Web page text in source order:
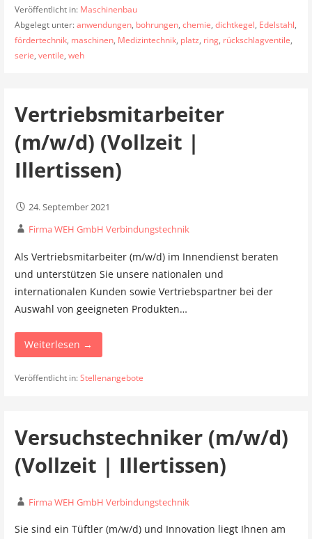
Veröffentlicht in: Maschinenbau
Abgelegt unter:anwendungen, bohrungen, chemie, dichtkegel, Edelstahl,
fördertechnik, maschinen, Medizintechnik, platz, ring, rückschlagventile,
serie, ventile, weh
Vertriebsmitarbeiter
(m/w/d) (Vollzeit |
Illertissen)
24. September 2021
Firma WEH GmbH Verbindungstechnik
Als Vertriebsmitarbeiter (m/w/d) im Innendienst beraten
und unter­stützen Sie unsere natio­nalen und
internationalen Kunden sowie Vertriebspartner bei der
Auswahl von geeigneten Produkten…
Weiterlesen →
Veröffentlicht in:Stellenangebote
Versuchstechniker (m/w/d)
(Vollzeit | Illertissen)
Firma WEH GmbH Verbindungstechnik
Sie sind ein Tüftler (m/w/d) und Innovation liegt Ihnen am